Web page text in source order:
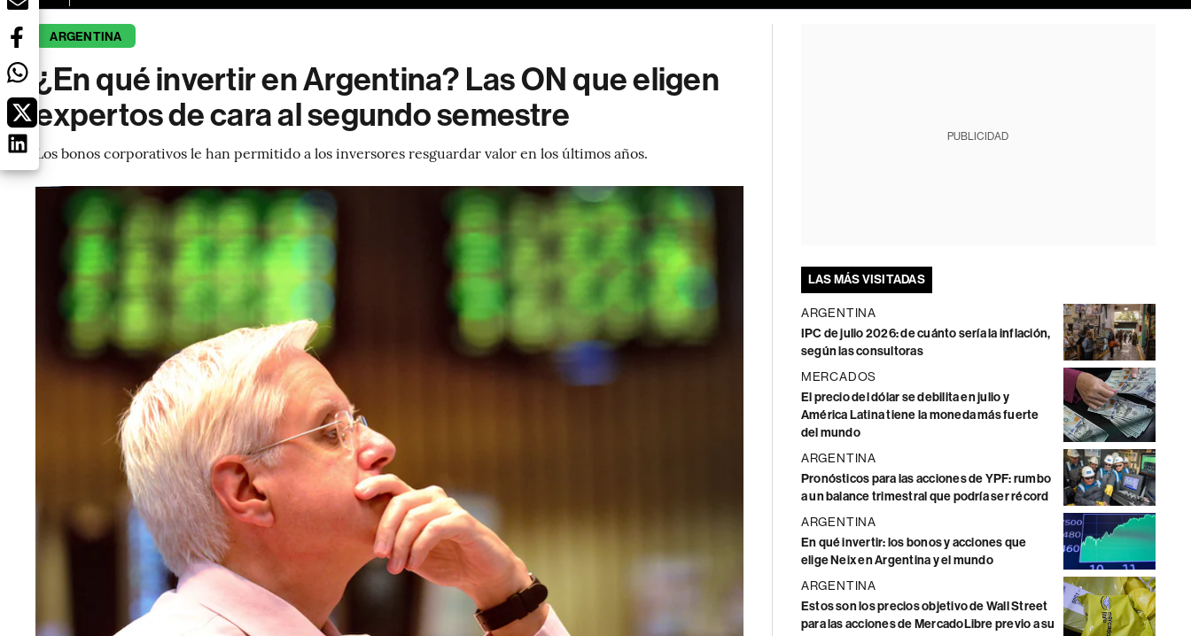
ARGENTINA
¿En qué invertir en Argentina? Las ON que eligen
expertos de cara al segundo semestre
Los bonos corporativos le han permitido a los inversores resguardar valor en los últimos años.
PUBLICIDAD
LAS MÁS VISITADAS
ARGENTINA
IPC de julio 2026: de cuánto sería la inflación,
según las consultoras
MERCADOS
El precio del dólar se debilita en julio y
América Latina tiene la moneda más fuerte
del mundo
ARGENTINA
Pronósticos para las acciones de YPF: rumbo
a un balance trimestral que podría ser récord
ARGENTINA
En qué invertir: los bonos y acciones que
elige Neix en Argentina y el mundo
ARGENTINA
Estos son los precios objetivo de Wall Street
para las acciones de MercadoLibre previo a su